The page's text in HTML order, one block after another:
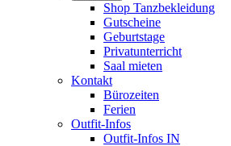
Shop Tanzbekleidung
Gutscheine
Geburtstage
Privatunterricht
Saal mieten
Kontakt
Bürozeiten
Ferien
Outfit-Infos
Outfit-Infos IN